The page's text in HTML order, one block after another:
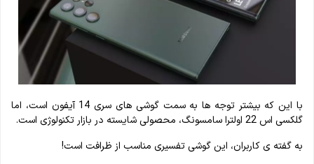
با این که بیشتر توجه ها به سمت گوشی های سری 14 آیفون است، اما
گلکسی اس 22 اولترا سامسونگ، محصولی شایسته در بازار تکنولوژی است.
به گفته ی کاربران، این گوشی تفسیری مناسب از ظرافت است!